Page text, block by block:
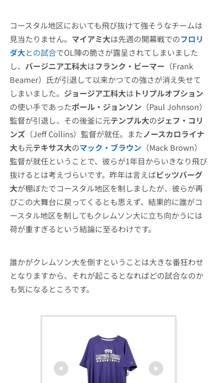
コースタル地区においても飛び抜けて強そうなチームは
見当たりません。 マイアミ大は先週の開幕戦でのフロリ
ダ大との試合でOL陣の脆さが露呈されてしまいました
し、 バージニア工科大はフランク・ビーマー （Frank
Beamer）氏が引退して以来かつての強さが消え失せて
しまいました。 ジョージア工科大は トリプルオプション
の使い手であったポール・ジョンソン （Paul Johnson）
監督が引退し、その後釜に元テンプル大のジェフ・コリ
ンズ （Jeff Collins）監督が就任。またノースカロライナ
大も元テキサス大のマック・ブラウン （Mack Brown）
監督が就任ということで、彼らが1年目からいきなり飛び
抜けるとは考えづらいです。昨年は言えばピッツバーグ
大が棚ぼたでコースタル地区を制しましたが、彼らが再
びこの大舞台に戻ってくるとも思えず、結果的に誰がコ
ースタル地区を制してもクレムソン大に立ち向かうには
荷が重すぎるという結論に至るわけです。
誰かがクレムソン大を倒すということは大きな番狂わせ
となりますから、それが起こるとなればどの試合なのか
も気になるところです。